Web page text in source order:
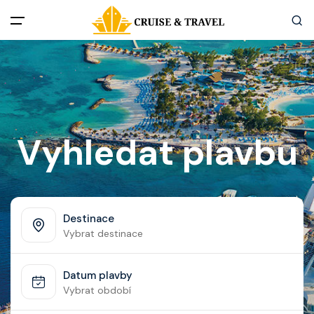
Menu
Akční nabídky
Destinace
Zážitky z plaveb
Užitečné informace
Často kladené otázky
Články
Vyhledat plavbu
Destinace
Vybrat destinace
Datum plavby
Vybrat období